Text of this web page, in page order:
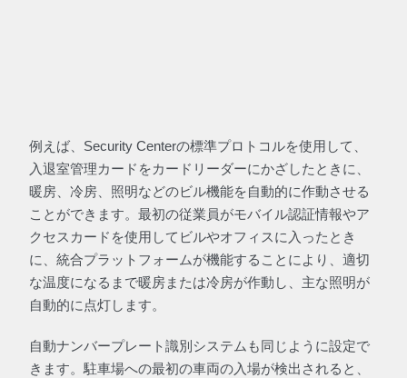
例えば、Security Centerの標準プロトコルを使用して、
入退室管理カードをカードリーダーにかざしたときに、
暖房、冷房、照明などのビル機能を自動的に作動させる
ことができます。最初の従業員がモバイル認証情報やア
クセスカードを使用してビルやオフィスに入ったとき
に、統合プラットフォームが機能することにより、適切
な温度になるまで暖房または冷房が作動し、主な照明が
自動的に点灯します。
自動ナンバープレート識別システムも同じように設定で
きます。駐車場への最初の車両の入場が検出されると、